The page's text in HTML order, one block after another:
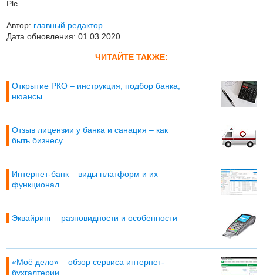
Plc.
Автор: главный редактор
Дата обновления: 01.03.2020
ЧИТАЙТЕ ТАКЖЕ:
Открытие РКО – инструкция, подбор банка,
нюансы
Отзыв лицензии у банка и санация – как
быть бизнесу
Интернет-банк – виды платформ и их
функционал
Эквайринг – разновидности и особенности
«Моё дело» – обзор сервиса интернет-
бухгалтерии